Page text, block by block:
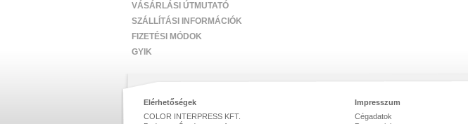
VÁSÁRLÁSI ÚTMUTATÓ
SZÁLLÍTÁSI INFORMÁCIÓK
FIZETÉSI MÓDOK
GYIK
Elérhetőségek
COLOR INTERPRESS KFT.
Impresszum
Cégadatok